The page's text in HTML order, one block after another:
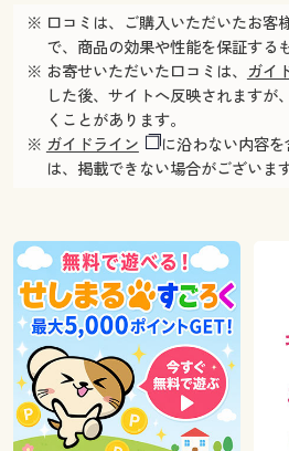
※ 口コミは、ご購入いただいたお客
で、商品の効果や性能を保証する
※ お寄せいただいた口コミは、
ガイ
した後、サイトへ反映されますが
くことがあります。
※ ガイドライン
に沿わない内容
は、掲載できない場合がございま